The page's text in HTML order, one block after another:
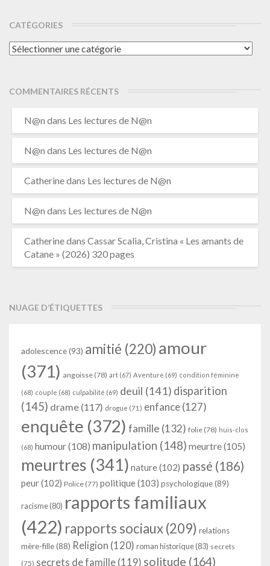
CATÉGORIES
Catégories
COMMENTAIRES RÉCENTS
N@n dans Les lectures de N@n
N@n dans Les lectures de N@n
Catherinedans Les lectures de N@n
N@n dans Les lectures de N@n
Catherinedans Cassar Scalia, Cristina « Les amants de
Catane » (2026) 320 pages
NUAGE D’ÉTIQUETTES
adolescence(93) amitié (220) amour
(371) angoisse (78) art (67) Aventure (69) condition féminine
(68) couple (68) culpabilité (69) deuil (141) disparition
(145) drame (117) drogue (71) enfance(127)
enquête (372) famille (132) folie (78) huis-clos
(68) humour(108) manipulation (148) meurtre(105)
meurtres (341) nature(102) passé (186)
peur(102) Police (77) politique(103) psychologique(89)
racisme (80) rapports familiaux
(422) rapports sociaux(209) relations
mère-fille(88) Religion (120) roman historique(83) secrets
(75) secrets de famille (119) solitude (164)